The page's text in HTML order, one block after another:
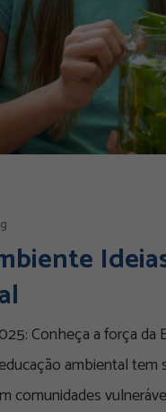
Conheça a força
ambiental
comunidades